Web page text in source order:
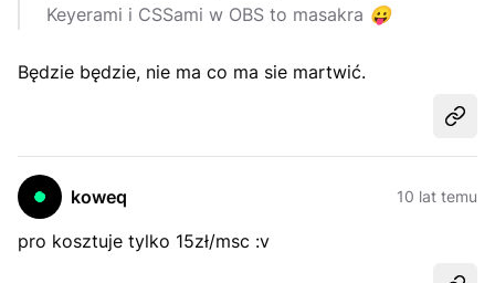
Keyerami i CSSami w OBS to masakra 😛
Będzie będzie, nie ma co ma sie martwić.
koweq 10 lat temu
pro kosztuje tylko 15zł/msc :v